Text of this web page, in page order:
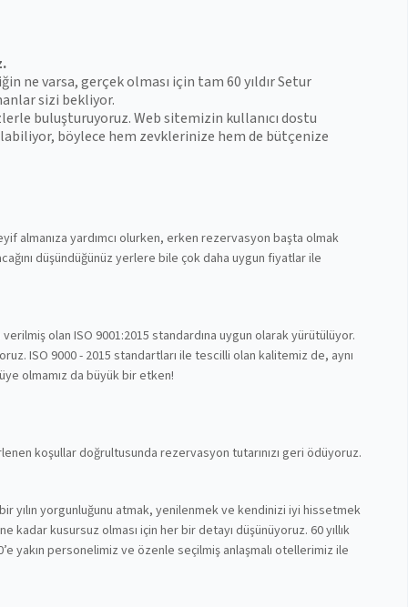
ne varsa, gerçek olması için tam 60 yıldır Setur
sizi bekliyor.
buluşturuyoruz. Web sitemizin kullanıcı dostu
böylece hem zevklerinize hem de bütçenize
almanıza yardımcı olurken, erken rezervasyon başta olmak
düşündüğünüz yerlere bile çok daha uygun fiyatlar ile
olan ISO 9001:2015 standardına uygun olarak yürütülüyor.
ISO 9000 - 2015 standartları ile tescilli olan kalitemiz de, aynı
olmamız da büyük bir etken!
koşullar doğrultusunda rezervasyon tutarınızı geri ödüyoruz.
yılın yorgunluğunu atmak, yenilenmek ve kendinizi iyi hissetmek
kadar kusursuz olması için her bir detayı düşünüyoruz. 60 yıllık
yakın personelimiz ve özenle seçilmiş anlaşmalı otellerimiz ile